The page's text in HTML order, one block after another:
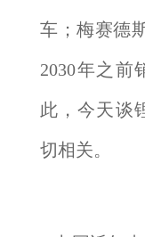
车；梅赛德
2030年之前
此，今天谈
切相关。